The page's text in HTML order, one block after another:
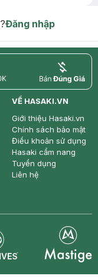
Đăng nhập
price
VỀ HASAKI.VN
Giới thiệu Hasaki.vn
Chính sách bảo mật
Điều khoản sử dụng
Hasaki cẩm nang
Tuyển dụng
Liên hệ